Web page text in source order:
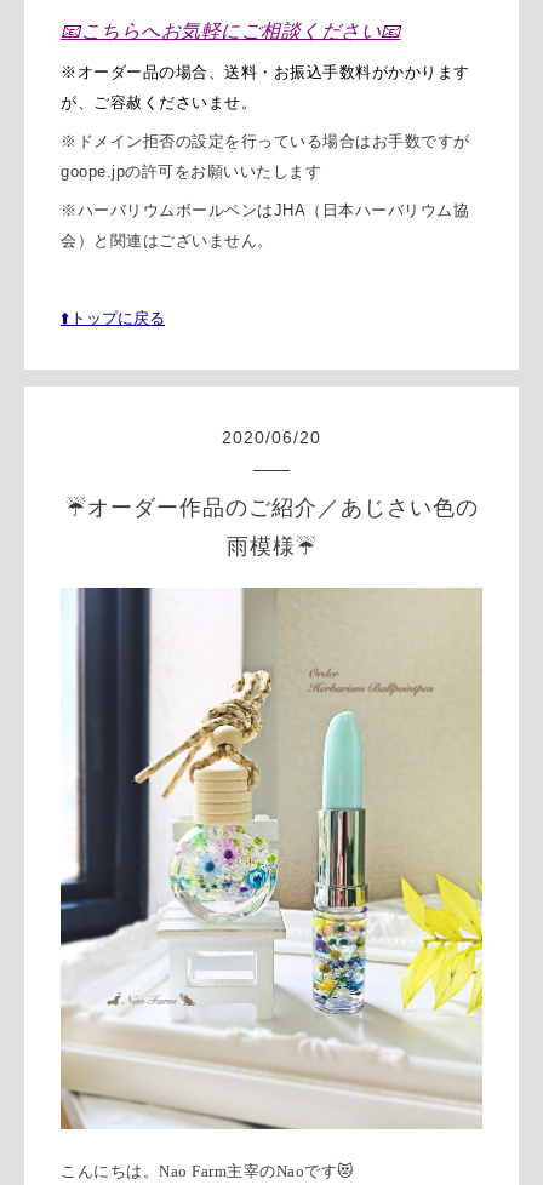
📧こちらへお気軽にご相談ください📧
※オーダー品の場合、送料・お振込手数料がかかります
が、ご容赦くださいませ。
※ ドメイン拒否の設定を行っている場合はお手数ですが
goope.jpの許可をお願いいたします
※ ハーバリウムボールペンはJHA（日本ハーバリウム協
会）と関連はございません。
⬆️トップに戻る
2020/06/20
☔️オーダー作品のご紹介／あじさい色の
雨模様☔️
こんにちは。 Nao Farm主宰のNaoです😻